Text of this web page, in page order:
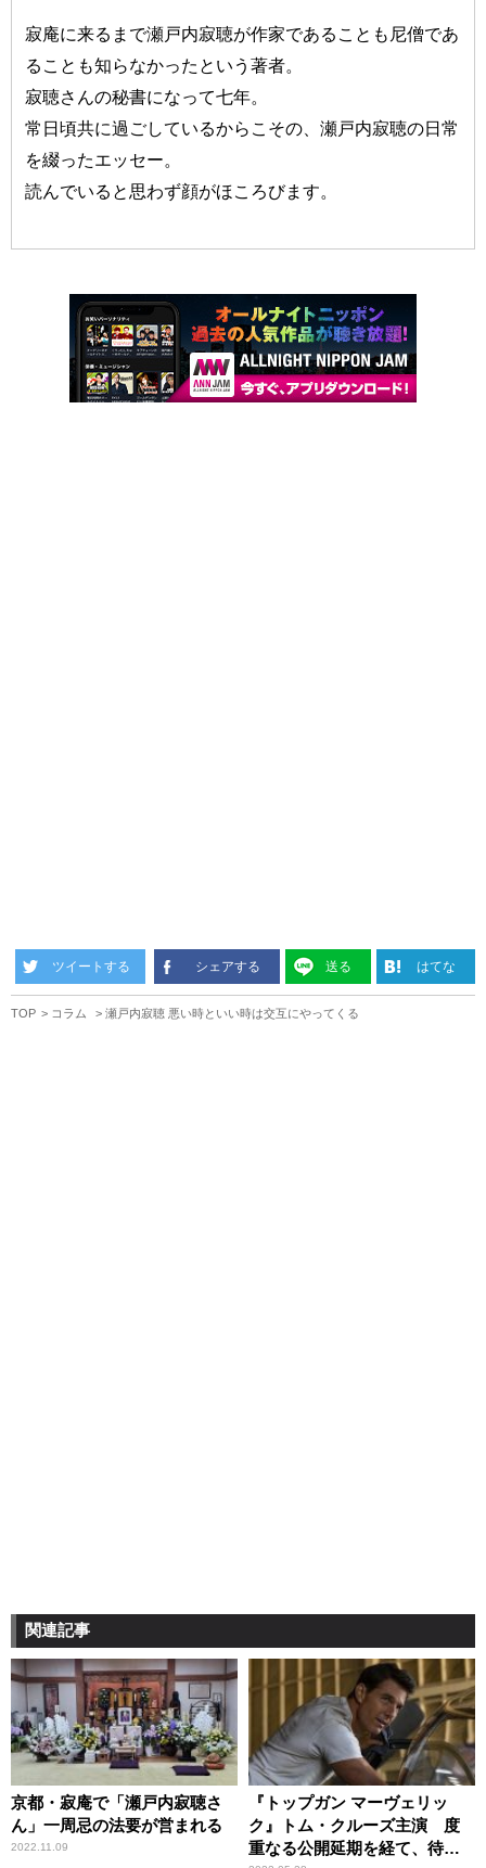
寂庵に来るまで瀬戸内寂聴が作家であることも尼僧であ
ることも知らなかったという著者。
寂聴さんの秘書になって七年。
常日頃共に過ごしているからこその、瀬戸内寂聴の日常
を綴ったエッセー。
読んでいると思わず顔がほころびます。
ツイートする シェアする 送る はてな
TOP コラム 瀬戸内寂聴 悪い時といい時は交互にやってくる
関連記事
京都・寂庵で「瀬戸内寂聴さ
ん」一周忌の法要が営まれる
2022.11.09
『トップガン マーヴェリッ
ク』トム・クルーズ主演 度
重なる公開延期を経て、待望